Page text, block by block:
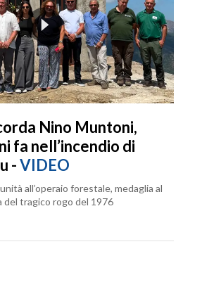
Nino Muntoni,
fa nell’incendio di
-VIDEO
all’operaio forestale, medaglia al
del tragico rogo del 1976